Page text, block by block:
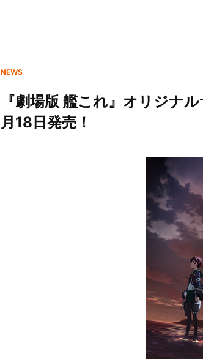
NEWS
『劇場版 艦これ』オリジナ
月18日発売！